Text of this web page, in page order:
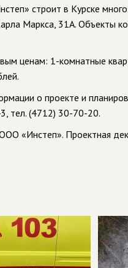
строит в Курске
Маркса, 31А. Объекты
ценам: 1-комнатные
о проекте и
тел. (4712) 30-70-20.
«Инстеп». Проектная